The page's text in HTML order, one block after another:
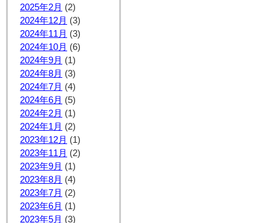
2025年2月 (2)
2024年12月 (3)
2024年11月 (3)
2024年10月 (6)
2024年9月 (1)
2024年8月 (3)
2024年7月 (4)
2024年6月 (5)
2024年2月 (1)
2024年1月 (2)
2023年12月 (1)
2023年11月 (2)
2023年9月 (1)
2023年8月 (4)
2023年7月 (2)
2023年6月 (1)
2023年5月 (3)